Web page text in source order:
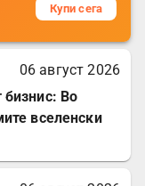
Купи сега
06 август 2026
бизнис: Во
вселенски